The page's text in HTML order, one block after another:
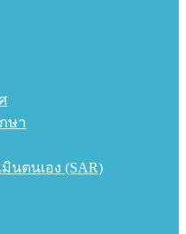
ษา
นตนเอง (SAR)